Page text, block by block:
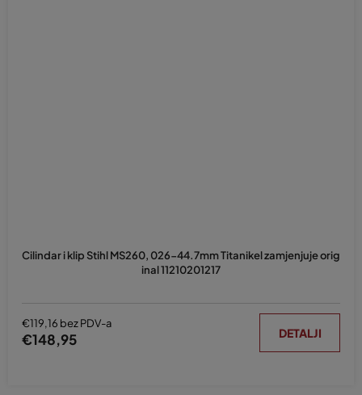
Cilindar i klip Stihl MS260, 026-44.7mm Titanikel zamjenjuje orig
inal 11210201217
€119,16 bez PDV-a
€148,95 DETALJI